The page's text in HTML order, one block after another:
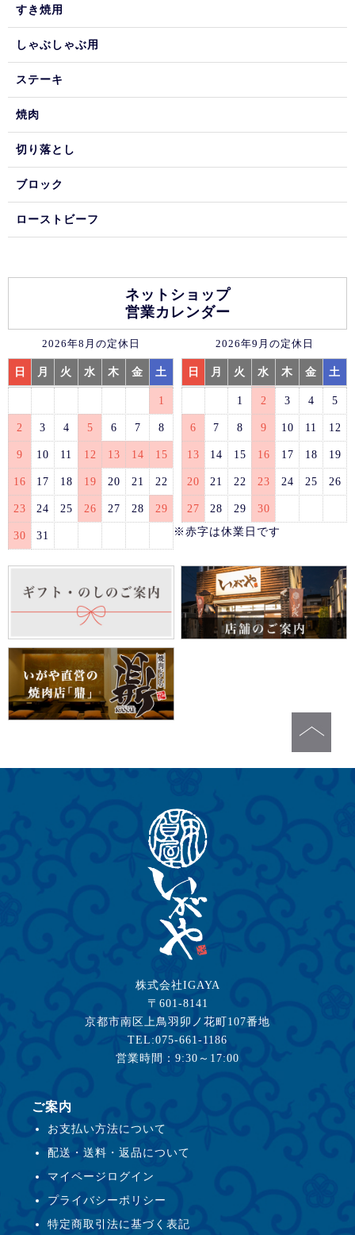
すき焼用
しゃぶしゃぶ用
ステーキ
焼肉
切り落とし
ブロック
ローストビーフ
ネットショップ
営業カレンダー
2026年8月の定休日
日 月 火 水 木 金 土
1
2 3 4 5 6 7 8
9 10 11 12 13 14 15
16 17 18 19 20 21 22
23 24 25 26 27 28 29
30 31
2026年9月の定休日
日 月 火 水 木 金 土
1 2 3 4 5
6 7 8 9 10 11 12
13 14 15 16 17 18 19
20 21 22 23 24 25 26
27 28 29
30
※赤字は休業日です
株式会社IGAYA
〒601-8141
京都市南区上鳥羽卯ノ花町107番地
TEL:075-661-1186
営業時間：9:30～17:00
ご案内
お支払い方法について
配送・送料・返品について
マイページログイン
プライバシーポリシー
特定商取引法に基づく表記